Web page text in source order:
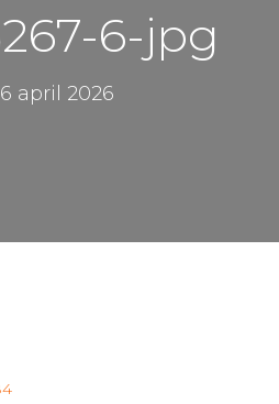
6-jpg
april 2026